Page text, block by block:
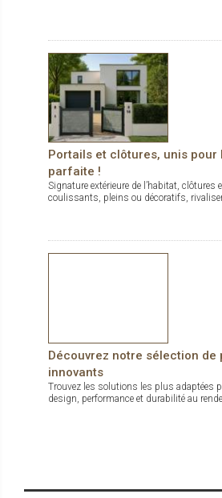
Portails et clôtures, unis pour
parfaite !
Signature extérieure de l’habitat,
coulissants, pleins ou décoratifs,
Découvrez notre sélection de
innovants
Trouvez les solutions les plus adaptées
design, performance et durabilité au